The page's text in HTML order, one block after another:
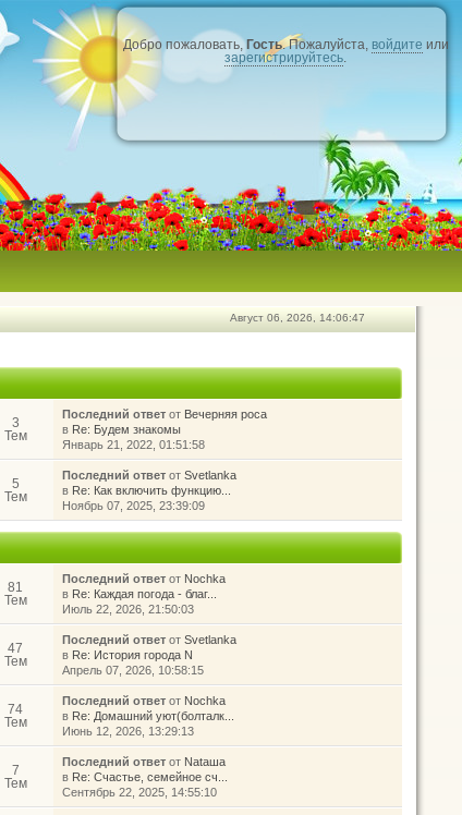
Добро пожаловать,Гость. Пожалуйста, войдите или
зарегистрируйтесь.
Август 06, 2026, 14:06:47
3
Тем
Последний ответот Вечерняя роса
в Re: Будем знакомы
Январь 21, 2022, 01:51:58
5
Тем
Последний ответот Svetlanka
в Re: Как включить функцию...
Ноябрь 07, 2025, 23:39:09
81
Тем
Последний ответот Nochka
в Re: Каждая погода - благ...
Июль 22, 2026, 21:50:03
47
Тем
Последний ответот Svetlanka
в Re: История города N
Апрель 07, 2026, 10:58:15
74
Тем
Последний ответот Nochka
в Re: Домашний уют(болталк...
Июнь 12, 2026, 13:29:13
7
Тем
Последний ответот Nataшa
в Re: Счастье, семейное сч...
Сентябрь 22, 2025, 14:55:10